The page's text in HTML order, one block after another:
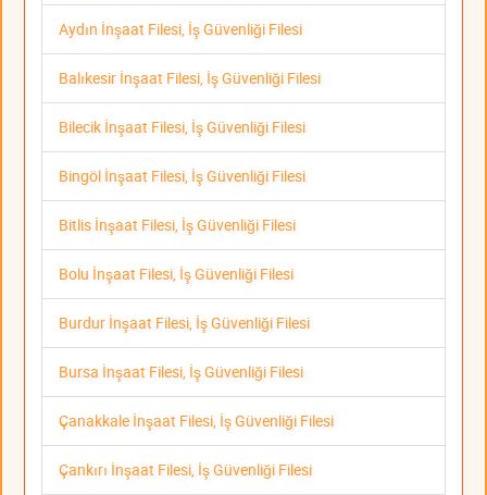
Aydın İnşaat Filesi, İş Güvenliği Filesi
Balıkesir İnşaat Filesi, İş Güvenliği Filesi
Bilecik İnşaat Filesi, İş Güvenliği Filesi
Bingöl İnşaat Filesi, İş Güvenliği Filesi
Bitlis İnşaat Filesi, İş Güvenliği Filesi
Bolu İnşaat Filesi, İş Güvenliği Filesi
Burdur İnşaat Filesi, İş Güvenliği Filesi
Bursa İnşaat Filesi, İş Güvenliği Filesi
Çanakkale İnşaat Filesi, İş Güvenliği Filesi
Çankırı İnşaat Filesi, İş Güvenliği Filesi